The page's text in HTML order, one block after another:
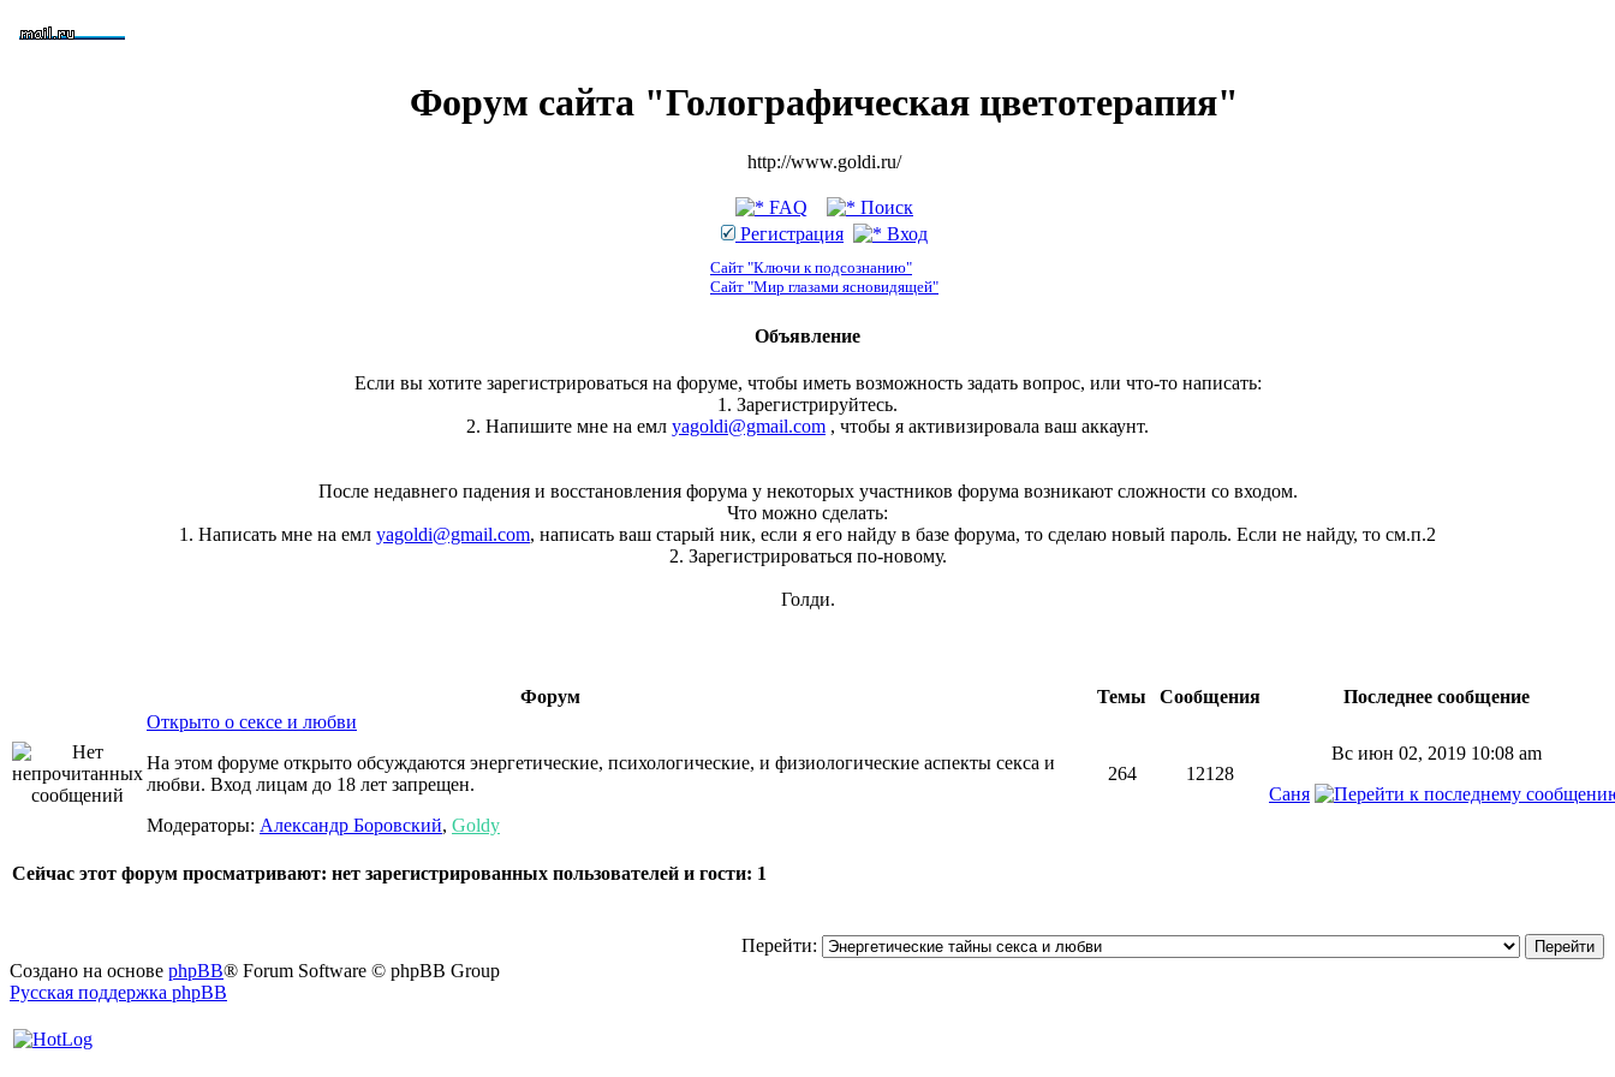
Форум сайта "Голографическая цветотерапия"
http://www.goldi.ru/
FAQ
Поиск
Регистрация
Вход
Сайт "Ключи к подсознанию"
Сайт "Мир глазами ясновидящей"
Объявление
Если вы хотите зарегистрироваться на форуме, чтобы иметь возможность задать вопрос, или что-то написать:
1. Зарегистрируйтесь.
2. Напишите мне на емл yagoldi@gmail.com , чтобы я активизировала ваш аккаунт.
После недавнего падения и восстановления форума у некоторых участников форума возникают сложности со входом.
Что можно сделать:
1. Написать мне на емл yagoldi@gmail.com, написать ваш старый ник, если я его найду в базе форума, то сделаю новый пароль. Если не найду, то см.п.2
2. Зарегистрироваться по-новому.
Голди.
Форум Темы Сообщения
Последнее сообщение
Открыто о сексе и любви
На этом форуме открыто обсуждаются энергетические, психологические, и физиологические аспекты секса и
любви. Вход лицам до 18 лет запрещен.
Модераторы: Александр Боровский, Goldy
264 12128
Вс июн 02, 2019 10:08 am
Саня
Сейчас этот форум просматривают: нет зарегистрированных пользователей и гости: 1
Перейти:
Создано на основе phpBB® Forum Software © phpBB Group
Русская поддержка phpBB